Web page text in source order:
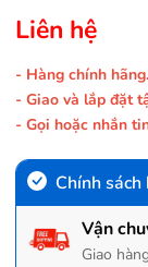
Liên hệ
- Hàng chính
- Giao và lắp đặt
- Gọi hoặc nhắn
Chính
Vận
Giao